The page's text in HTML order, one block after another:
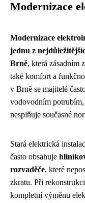
Modernizace
Modernizace
jednu z
Brně, která zásadním
také komfort a
v Brně se majitelé
vodovodním
nesplňuje současné
Stará elektrická
často obsahuje
rozvaděče, které
zkratu. Při
kompletní výměnu